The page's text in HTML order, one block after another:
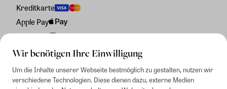
Wir benötigen Ihre Einwilligung
Um die Inhalte unserer Webseite bestmöglich zu gestalten, nutzen wir
verschiedene Technologien. Diese dienen dazu, externe Medien
Kreditkarte
Apple Pay
Rechnung